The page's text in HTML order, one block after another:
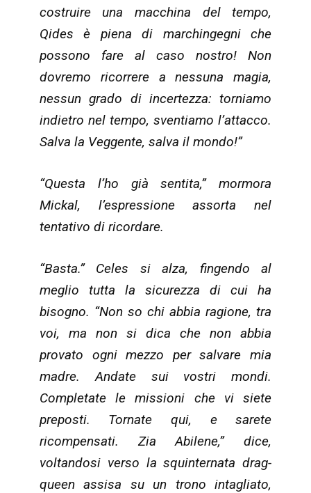
costruire una macchina del tempo,
Qides è piena di marchingegni che
possono fare al caso nostro! Non
dovremo ricorrere a nessuna magia,
nessun grado di incertezza: torniamo
indietro nel tempo, sventiamo l’attacco.
Salva la Veggente, salva il mondo!”
“Questa l’ho già sentita,” mormora
Mickal, l’espressione assorta nel
tentativo di ricordare.
“Basta.” Celes si alza, fingendo al
meglio tutta la sicurezza di cui ha
bisogno. “Non so chi abbia ragione, tra
voi, ma non si dica che non abbia
provato ogni mezzo per salvare mia
madre. Andate sui vostri mondi.
Completate le missioni che vi siete
preposti. Tornate qui, e sarete
ricompensati. Zia Abilene,” dice,
voltandosi verso la squinternata drag-
queen assisa su un trono intagliato,